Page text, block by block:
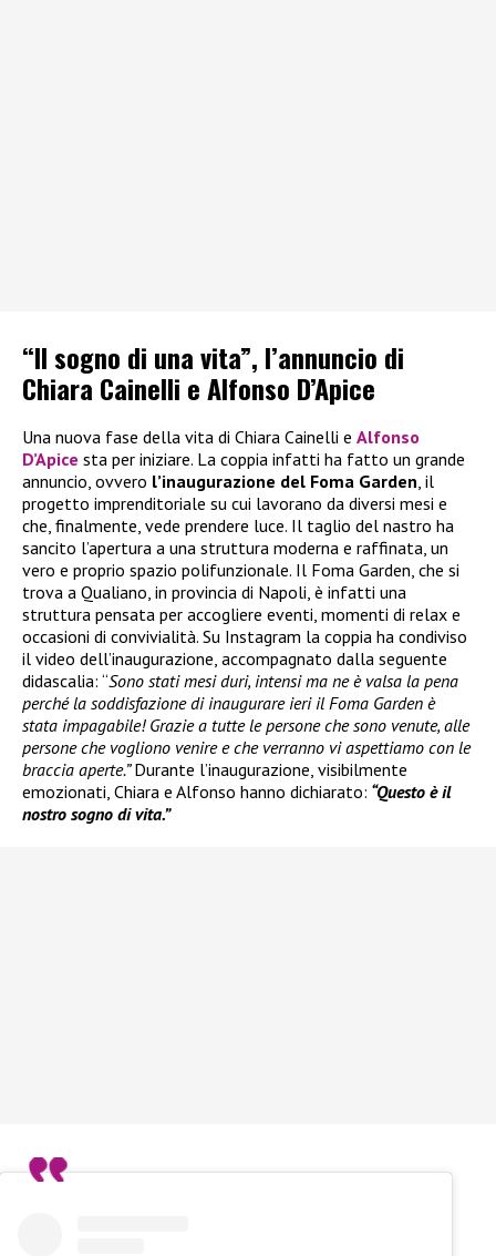
“Il sogno di una vita”, l’annuncio di
Chiara Cainelli e Alfonso D’Apice
Una nuova fase della vita di Chiara Cainelli e Alfonso
D’Apice sta per iniziare. La coppia infatti ha fatto un grande
annuncio, ovvero l’inaugurazione del Foma Garden , il
progetto imprenditoriale su cui lavorano da diversi mesi e
che, finalmente, vede prendere luce. Il taglio del nastro ha
sancito l’apertura a una struttura moderna e raffinata, un
vero e proprio spazio polifunzionale. Il Foma Garden, che si
trova a Qualiano, in provincia di Napoli, è infatti una
struttura pensata per accogliere eventi, momenti di relax e
occasioni di convivialità. Su Instagram la coppia ha condiviso
il video dell’inaugurazione, accompagnato dalla seguente
didascalia: “Sono stati mesi duri, intensi ma ne è valsa la pena
perché la soddisfazione di inaugurare ieri il Foma Garden è
stata impagabile! Grazie a tutte le persone che sono venute, alle
persone che vogliono venire e che verranno vi aspettiamo con le
braccia aperte.”Durante l’inaugurazione, visibilmente
emozionati, Chiara e Alfonso hanno dichiarato: “Questo è il
nostro sogno di vita.”